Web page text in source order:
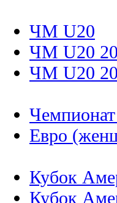
ЧМ U20
ЧМ U20
ЧМ U20
Евро
Кубок
Кубок